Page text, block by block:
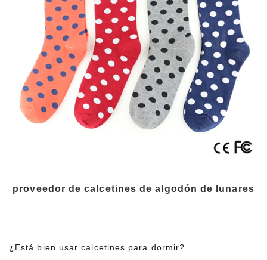
proveedor de calcetines de algodón de lunares
¿Está bien usar calcetines para dormir?